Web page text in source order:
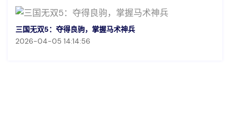
三国无双5：夺得良驹，掌握马术神兵
2026-04-05 14:14:56